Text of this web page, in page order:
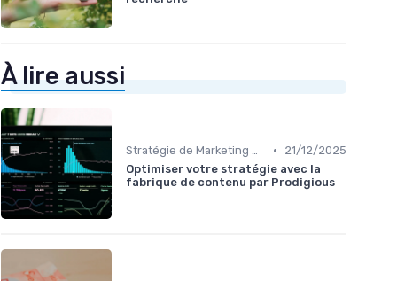
À lire aussi
Stratégie de Marketing Digital •
21/12/2025
Optimiser votre stratégie avec la
fabrique de contenu par Prodigious